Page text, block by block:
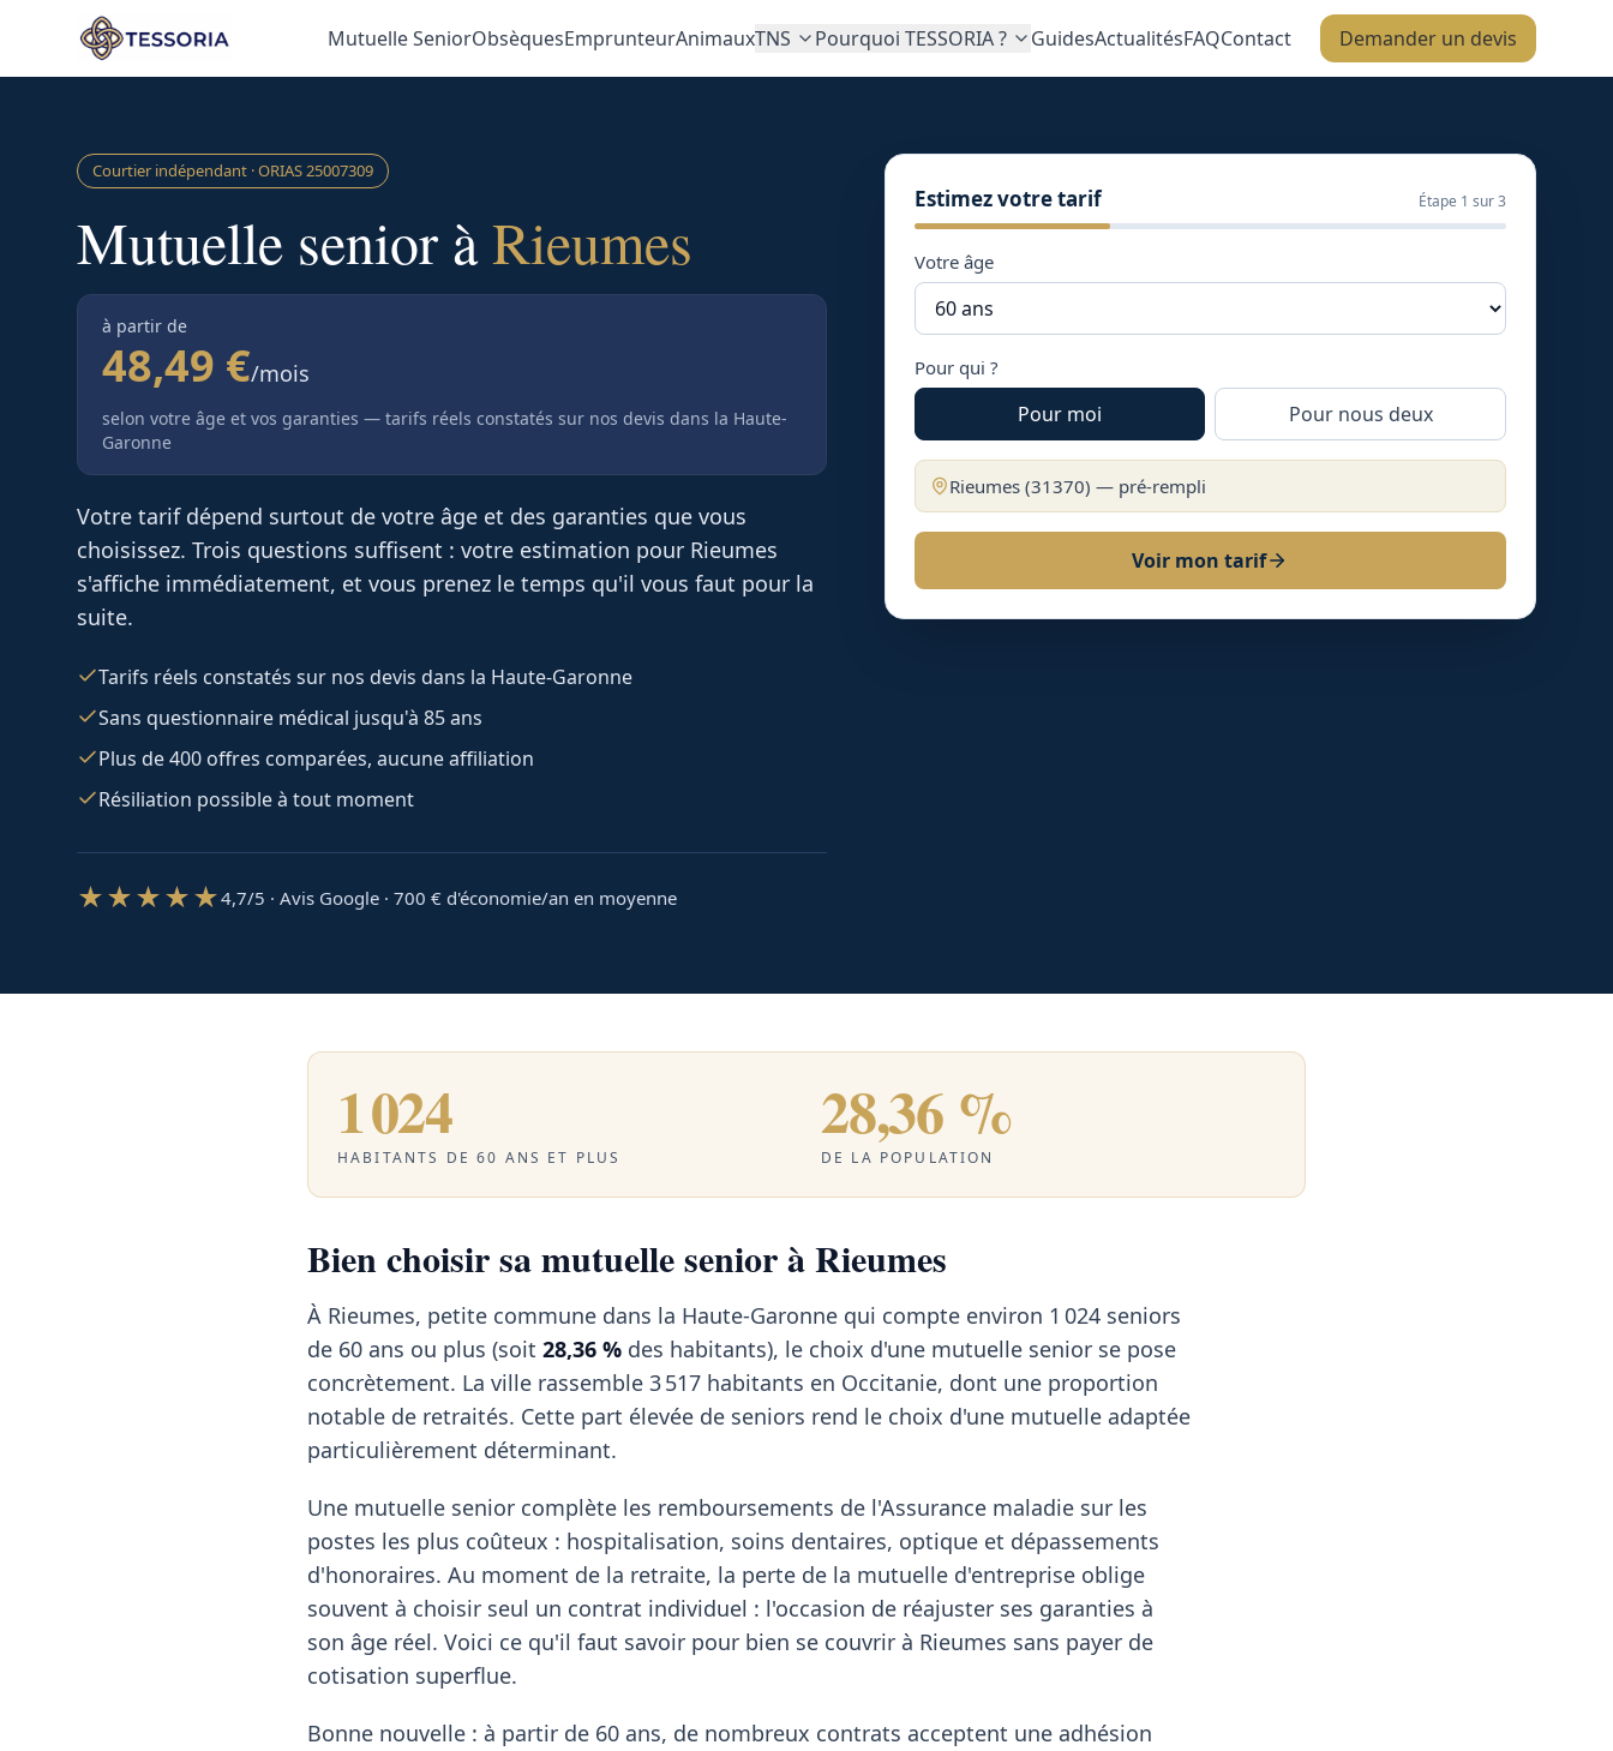
Aller au contenu principal
Mutuelle SeniorObsèquesEmprunteurAnimauxTNS Pourquoi TESSORIA ? GuidesActualitésFAQContact Demander un devis
Courtier indépendant · ORIAS25007309
Mutuelle senior àRieumes
à partir de
48,49 €/mois
selon votre âge et vos garanties — tarifs réels constatés sur nos devis dans la Haute-
Garonne
Votre tarif dépend surtout de votre âge et des garanties que vous
choisissez. Trois questions suffisent : votre estimation pour Rieumes
s'affiche immédiatement, et vous prenez le temps qu'il vous faut pour la
suite.
Tarifs réels constatés sur nos devis dans la Haute-Garonne
Sans questionnaire médical jusqu'à 85 ans
Plus de 400 offres comparées, aucune affiliation
Résiliation possible à tout moment
★★★★★4,7/5 · Avis Google · 700 € d'économie/an en moyenne
Estimez votre tarif Étape 1 sur 3
Votre âge
Pour qui ?
Pour moi Pour nous deux
Rieumes(31370) — pré-rempli
Voir mon tarif
1 024
HABITANTS DE 60 ANS ET PLUS
28,36 %
DE LA POPULATION
Bien choisir sa mutuelle senior à Rieumes
À Rieumes, petite commune dans la Haute-Garonne qui compte environ 1 024 seniors
de 60 ans ou plus (soit 28,36 % des habitants), le choix d'une mutuelle senior se pose
concrètement. La ville rassemble 3 517 habitants en Occitanie, dont une proportion
notable de retraités. Cette part élevée de seniors rend le choix d'une mutuelle adaptée
particulièrement déterminant.
Une mutuelle senior complète les remboursements de l'Assurance maladie sur les
postes les plus coûteux : hospitalisation, soins dentaires, optique et dépassements
d'honoraires. Au moment de la retraite, la perte de la mutuelle d'entreprise oblige
souvent à choisir seul un contrat individuel : l'occasion de réajuster ses garanties à
son âge réel. Voici ce qu'il faut savoir pour bien se couvrir à Rieumes sans payer de
cotisation superflue.
Bonne nouvelle : à partir de 60 ans, de nombreux contrats acceptent une adhésion